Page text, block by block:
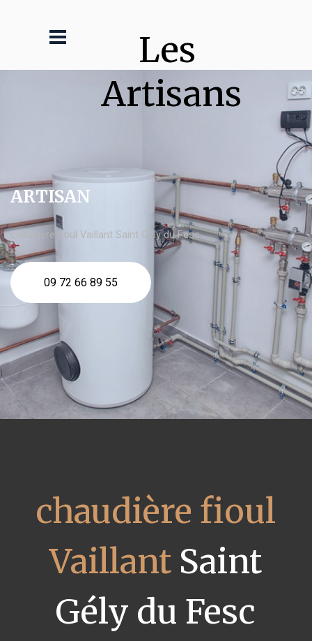
Les
Artisans
ARTISAN
chaudière fioul Vaillant Saint Gély du Fesc
09 72 66 89 55
chaudière fioul
Vaillant Saint
Gély du Fesc